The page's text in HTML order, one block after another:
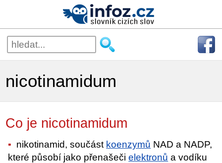
nicotinamidum
Co je nicotinamidum
nikotinamid, součást koenzymů NAD a NADP,
které působí jako přenašečielektronů a vodíku